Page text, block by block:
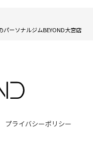
パーソナルジムBEYOND大宮店
プライバシーポリシー